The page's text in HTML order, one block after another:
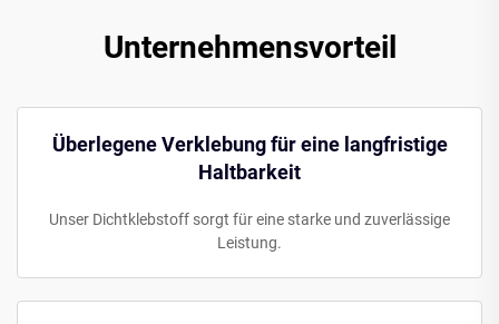
Unternehmensvorteil
Überlegene Verklebung für eine langfristige
Haltbarkeit
Unser Dichtklebstoff sorgt für eine starke und zuverlässige
Leistung.